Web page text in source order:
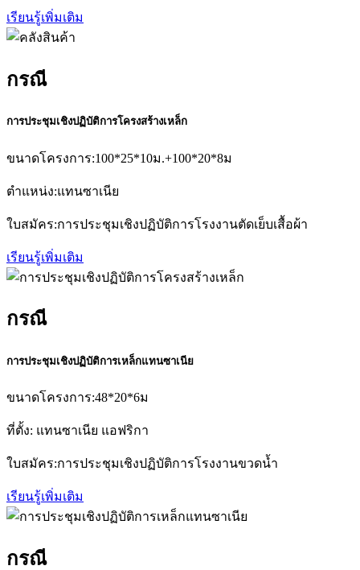
เรียนรู้เพิ่มเติม
กรณี
การประชุมเชิงปฏิบัติการโครงสร้างเหล็ก
ขนาดโครงการ:100*25*10ม.+100*20*8ม
ตำแหน่ง:แทนซาเนีย
ใบสมัคร:การประชุมเชิงปฏิบัติการโรงงานตัดเย็บเสื้อผ้า
เรียนรู้เพิ่มเติม
กรณี
การประชุมเชิงปฏิบัติการเหล็กแทนซาเนีย
ขนาดโครงการ:48*20*6ม
ที่ตั้ง: แทนซาเนีย แอฟริกา
ใบสมัคร:การประชุมเชิงปฏิบัติการโรงงานขวดน้ำ
เรียนรู้เพิ่มเติม
กรณี